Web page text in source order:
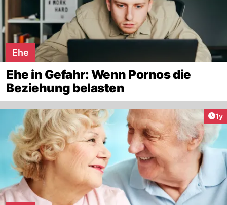
Ehe
Ehe in Gefahr: Wenn Pornos die
Beziehung belasten
1y